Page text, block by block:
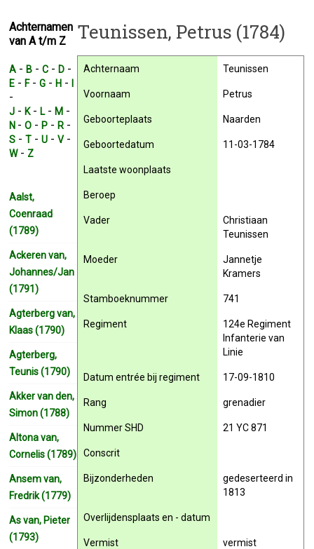
Teunissen, Petrus (1784)
Achternaam Teunissen
Voornaam Petrus
Geboorteplaats Naarden
Geboortedatum 11-03-1784
Laatste woonplaats
Beroep
Vader
Christiaan
Teunissen
Moeder
Jannetje
Kramers
Stamboeknummer 741
Regiment
124e Regiment
Infanterie van
Linie
Datum entrée bij regiment 17-09-1810
Rang grenadier
Nummer SHD 21 YC 871
Conscrit
Bijzonderheden
gedeserteerd in
1813
Overlijdensplaats en - datum
Vermist vermist
Achternamen
van A t/m Z
A -B -C -D -
E -F-G -H -
-
J -K-L-M -
N -O -P -R -
S -T -U -V-
W- Z
Aalst,
Coenraad
(1789)
Ackeren van,
Johannes/Jan
(1791)
Agterberg van,
Klaas (1790)
Agterberg,
Teunis (1790)
Akker van den,
Simon (1788)
Altona van,
Cornelis (1789)
Ansem van,
Fredrik (1779)
As van, Pieter
(1793)